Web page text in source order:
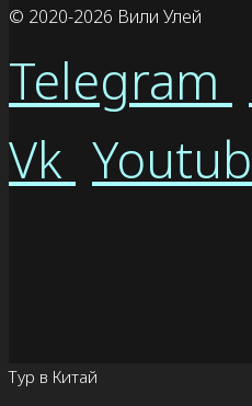
© 2020-2026 Вили Улей
Telegram
Vk
Тур в Китай